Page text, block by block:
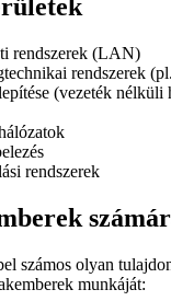
rendszerek (LAN)
rendszerek
(vezeték nélküli
rendszerek
számos olyan
munkáját: